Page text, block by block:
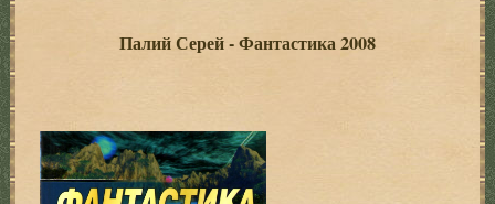
Палий Серей - Фантастика 2008